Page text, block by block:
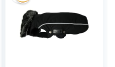
(Stil:Lutscher, L)